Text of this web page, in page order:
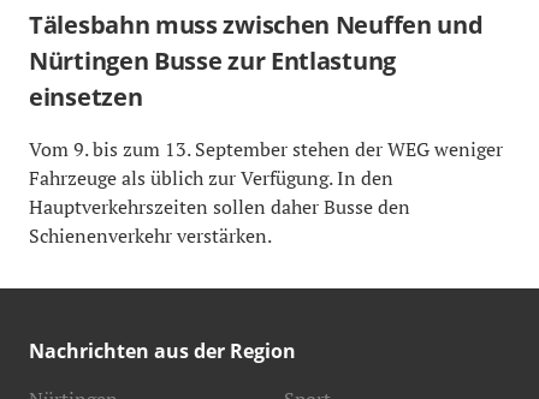
Tälesbahn muss zwischen Neuffen und
Nürtingen Busse zur Entlastung
einsetzen
Vom 9. bis zum 13. September stehen der WEG weniger
Fahrzeuge als üblich zur Verfügung. In den
Hauptverkehrszeiten sollen daher Busse den
Schienenverkehr verstärken.
Nachrichten aus der Region